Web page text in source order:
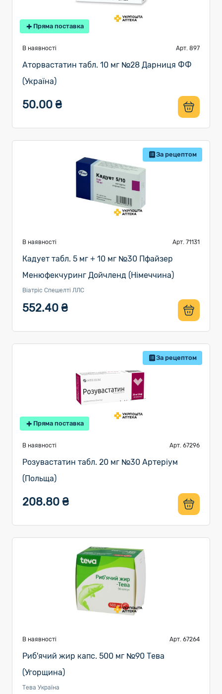
Пряма поставка
В наявності Арт. 897
Аторвастатин табл. 10 мг №28 Дарниця ФФ
(Україна)
50.00 ₴
За рецептом
В наявності Арт. 71131
Кадует табл. 5 мг + 10 мг №30 Пфайзер
Менюфекчуринг Дойчленд (Німеччина)
Віатріс Спешелті ЛЛС
552.40 ₴
За рецептом
Пряма поставка
В наявності Арт. 67296
Розувастатин табл. 20 мг №30 Артеріум
(Польща)
208.80 ₴
В наявності Арт. 67264
Риб'ячий жир капс. 500 мг №90 Тева
(Угорщина)
Тева Україна